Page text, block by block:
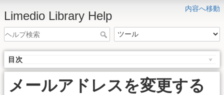
内容へ移動
Limedio Library Help
目次
メールアドレスを変更する